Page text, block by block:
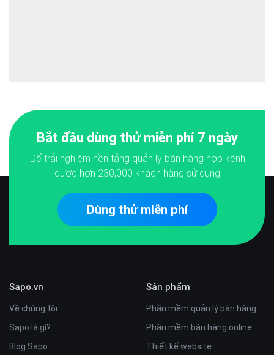
Bắt đầu dùng thử miễn phí 7 ngày
Để trải nghiệm nền tảng quản lý bán hàng hợp kênh
được hơn 230,000 khách hàng sử dụng
Dùng thử miễn phí
Sapo.vn
Về chúng tôi
Sapo là gì?
Blog Sapo
Sản phẩm
Phần mềm quản lý bán hàng
Phần mềm bán hàng online
Thiết kế website